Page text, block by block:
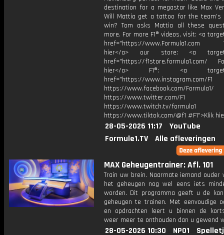
destination for a megastar like Max
Will Mattia get a tattoo for the
win? Tom asks Mattia all these
more. For more F1® videos, visit: <a
href="https://www.Formula1.com
hier</a> our store: <a
href="https://f1store.formula1.com/
hier</a> F1®: <a
href="https://www.instagram.com/F1
https://www.facebook.com/Formula1/
https://www.twitter.com/F1
https://www.twitch.tv/formula1
https://www.tiktok.com/@f1 #F1">Klik
28-05-2026 11:17
YouTube
Formule1.TV
Alle afleveringen
MAX Geheugentrainer: Afl. 101
Train uw brein. Naarmate iemand ouder
het geheugen nog wel eens iets
worden. Dit programma geeft u de
geheugen te trainen. Met eenvoudige
en opdrachten leert u binnen de
weer meer te onthouden dan u gewend
28-05-2026 10:30 NPO1